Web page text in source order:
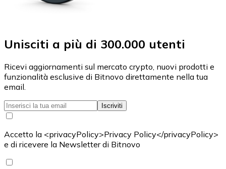
Unisciti a più di 300.000 utenti
Ricevi aggiornamenti sul mercato crypto, nuovi prodotti e
funzionalità esclusive di Bitnovo direttamente nella tua
email.
Iscriviti
Accetto la <privacyPolicy>Privacy Policy</privacyPolicy>
e di ricevere la Newsletter di Bitnovo